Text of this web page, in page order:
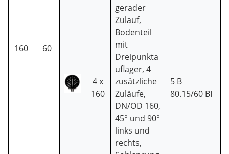
160 60
4 x
160
gerader
Zulauf,
Bodenteil
mit
Dreipunkta
uflager, 4
zusätzliche
Zuläufe,
DN/OD 160,
45° und 90°
links und
rechts,
5 B
80.15/60 BI